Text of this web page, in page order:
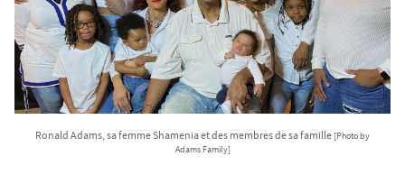
Ronald Adams, sa femme Shamenia et des membres de sa famille [Photo by
Adams Family]